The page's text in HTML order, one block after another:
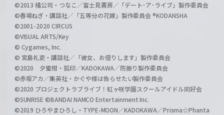
©2013 橘公司・つなこ／富士見書房／「デート･ア･ライブ」製作委員会
©春場ねぎ・講談社／「五等分の花嫁」製作委員会 ®KODANSHA
©2001-2020 CIRCUS
©VISUAL ARTS/Key
© Cygames, Inc.
© 宮島礼吏・講談社／「彼女、お借りします」製作委員会
©2020 夕蜜柑・狐印／KADOKAWA／防振り製作委員会
©赤坂アカ／集英社・かぐや様は告らせたい製作委員会
©2020 プロジェクトラブライブ！虹ヶ咲学園スクールアイドル同好会
©SUNRISE ©BANDAI NAMCO Entertainment Inc.
©2019 ひろやまひろし・TYPE-MOON／KADOKAWA／Prisma☆Phanta